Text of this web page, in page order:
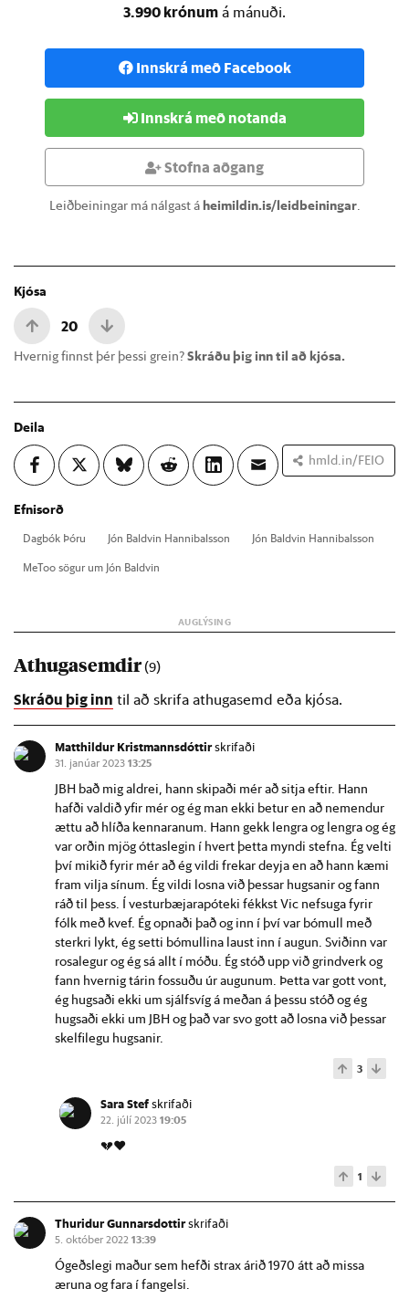
3.990 krónum á mánuði.
Innskrá með Facebook
Innskrá með notanda
Stofna aðgang
Leiðbeiningar má nálgast áheimildin.is/leidbeiningar.
Kjósa
20
Hvernig finnst þér þessi grein?Skráðu þig inn til að kjósa.
Deila
hmld.in/FEIO
Efnisorð
Dag­bók Þóru Jón Bald­vin Hanni­bals­son
Jón Bald­vin Hanni­bals­son
MeT­oo sög­ur um Jón Bald­vin
Athugasemdir(9)
Skráðu þig inn til að skrifa athugasemd eða kjósa.
Matthildur Kristmannsdóttirskrifaði
31. janúar 202313:25
JBH bað mig aldrei, hann skipaði mér að sitja eftir. Hann
hafði valdið yfir mér og ég man ekki betur en að nemendur
ættu að hlíða kennaranum. Hann gekk lengra og lengra og ég
var orðin mjög óttaslegin í hvert þetta myndi stefna. Ég velti
því mikið fyrir mér að ég vildi frekar deyja en að hann kæmi
fram vilja sínum. Ég vildi losna við þessar hugsanir og fann
ráð til þess. Í vesturbæjarapóteki fékkst Vic nefsuga fyrir
fólk með kvef. Ég opnaði það og inn í því var bómull með
sterkri lykt, ég setti bómullina laust inn í augun. Sviðinn var
rosalegur og ég sá allt í móðu. Ég stóð upp við grindverk og
fann hvernig tárin fossuðu úr augunum. Þetta var gott vont,
ég hugsaði ekki um sjálfsvíg á meðan á þessu stóð og ég
hugsaði ekki um JBH og það var svo gott að losna við þessar
skelfilegu hugsanir.
3
Sara Stefskrifaði
22. júlí 202319:05
💔❤️
1
Thuridur Gunnarsdottirskrifaði
5. október 202213:39
Ógeðslegi maður sem hefði strax árið 1970 átt að missa
æruna og fara í fangelsi.